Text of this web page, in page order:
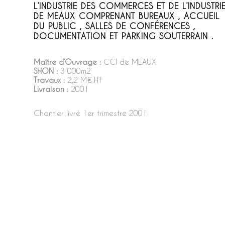
L’INDUSTRIE DES COMMERCES ET DE
DE MEAUX COMPRENANT BUREAUX , ACCUEIL
DU PUBLIC , SALLES DE CONFÉRENCES ,
DOCUMENTATION ET PARKING SOUTERRAIN .
Maître d’Ouvrage : CCI de MEAUX
SHON : 3 000m2
Travaux : 2,2 M€.HT
Livraison : 2001
Chantier livré 1er trimestre 2001